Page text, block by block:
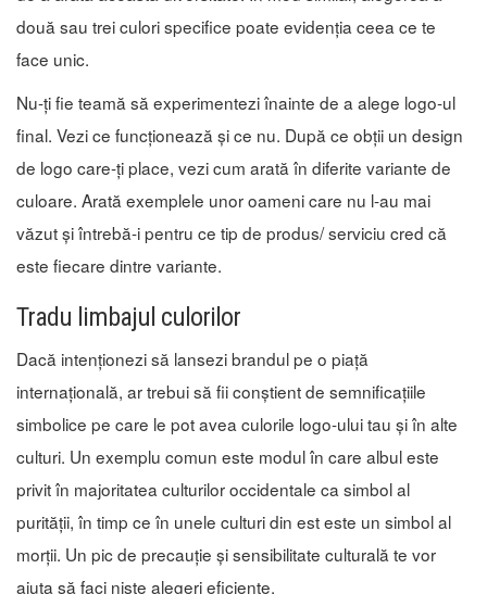
două sau trei culori specifice poate evidenția ceea ce te
face unic.
Nu-ți fie teamă să experimentezi înainte de a alege logo-ul
final. Vezi ce funcționează și ce nu. După ce obții un design
de logo care-ți place, vezi cum arată în diferite variante de
culoare. Arată exemplele unor oameni care nu l-au mai
văzut și întrebă-i pentru ce tip de produs/ serviciu cred că
este fiecare dintre variante.
Tradu limbajul culorilor
Dacă intenționezi să lansezi brandul pe o piață
internațională, ar trebui să fii conștient de semnificațiile
simbolice pe care le pot avea culorile logo-ului tau și în alte
culturi. Un exemplu comun este modul în care albul este
privit în majoritatea culturilor occidentale ca simbol al
purității, în timp ce în unele culturi din est este un simbol al
morții. Un pic de precauție și sensibilitate culturală te vor
ajuta să faci niște alegeri eficiente.